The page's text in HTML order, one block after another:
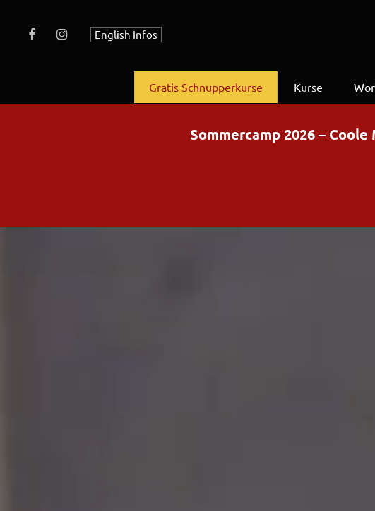
English Infos
Gratis Schnupperkurse Kurse
Sommercamp 2026 –